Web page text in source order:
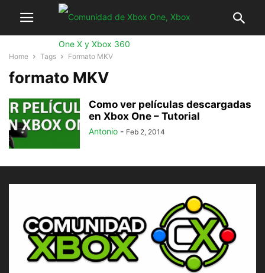
Home Tags Formato MKV
formato MKV
Como ver películas descargadas
en Xbox One – Tutorial
Antonio - Feb 2, 2014